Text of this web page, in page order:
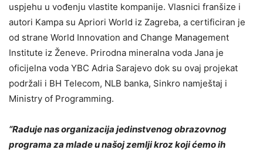
uspjehu u vođenju vlastite kompanije. Vlasnici franšize i
autori Kampa su Apriori World iz Zagreba, a certificiran je
od strane World Innovation and Change Management
Institute iz Ženeve. Prirodna mineralna voda Jana je
oficijelna voda YBC Adria Sarajevo dok su ovaj projekat
podržali i BH Telecom, NLB banka, Sinkro namještaj i
Ministry of Programming.
“Raduje nas organizacija jedinstvenog obrazovnog
programa za mlade u našoj zemlji kroz koji ćemo ih